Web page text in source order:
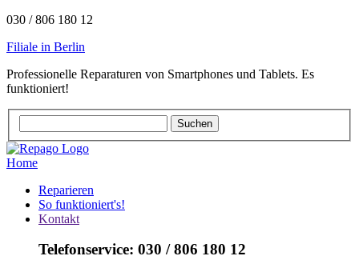
030 / 806 180 12
Filiale in Berlin
Professionelle Reparaturen von Smartphones und Tablets. Es
funktioniert!
Home
Reparieren
So funktioniert's!
Kontakt
Telefonservice: 030 / 806 180 12